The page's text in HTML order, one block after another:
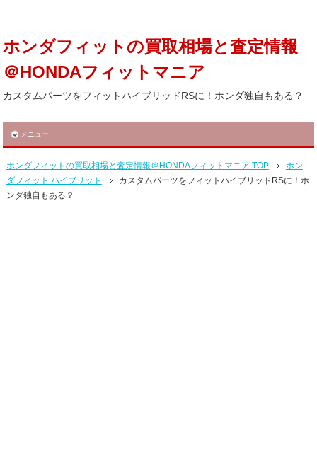
ホンダフィットの買取相場と査定情報
＠HONDAフィットマニア
カスタムパーツをフィットハイブリッドRSに！ホンダ独自もある？
メニュー
ホンダフィットの買取相場と査定情報＠HONDAフィットマニア TOP
ホン
ダフィット ハイブリッド
カスタムパーツをフィットハイブリッドRSに！ホ
ンダ独自もある？